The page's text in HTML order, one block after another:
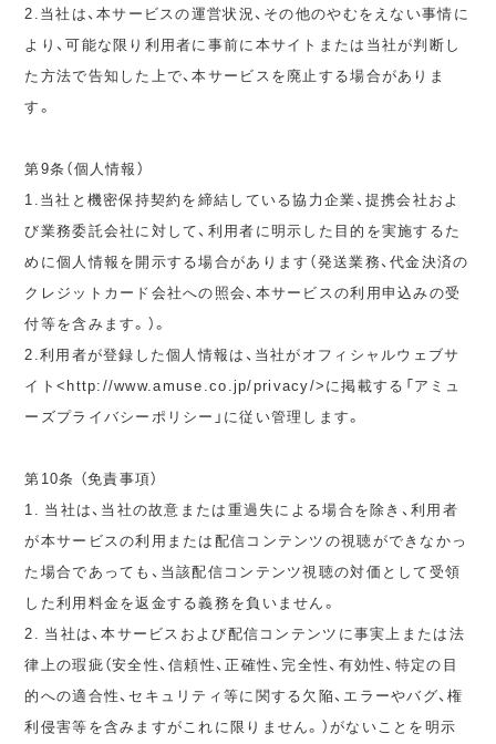
2.当社は、本サービスの運営状況、その他のやむをえない事情に
より、可能な限り利用者に事前に本サイトまたは当社が判断し
た方法で告知した上で、本サービスを廃止する場合がありま
す。
第9条（個人情報）
1.当社と機密保持契約を締結している協力企業、提携会社およ
び業務委託会社に対して、利用者に明示した目的を実施するた
めに個人情報を開示する場合があります（発送業務、代金決済の
クレジットカード会社への照会、本サービスの利用申込みの受
付等を含みます。）。
2.利用者が登録した個人情報は、当社がオフィシャルウェブサ
イト<http://www.amuse.co.jp/privacy/>に掲載する「アミュ
ーズプライバシーポリシー」に従い管理します。
第10条 （免責事項）
1. 当社は、当社の故意または重過失による場合を除き、利用者
が本サービスの利用または配信コンテンツの視聴ができなかっ
た場合であっても、当該配信コンテンツ視聴の対価として受領
した利用料金を返金する義務を負いません。
2. 当社は、本サービスおよび配信コンテンツに事実上または法
律上の瑕疵（安全性、信頼性、正確性、完全性、有効性、特定の目
的への適合性、セキュリティ等に関する欠陥、エラーやバグ、権
利侵害等を含みますがこれに限りません。）がないことを明示